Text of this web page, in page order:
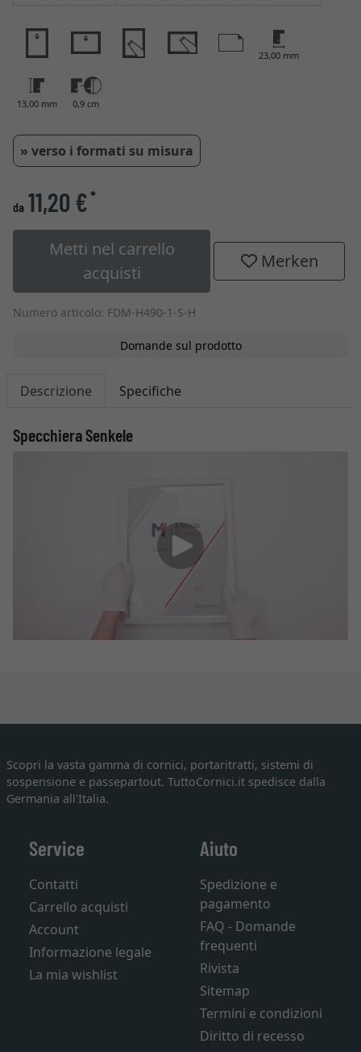
23,00 mm
13,00 mm 0,9 cm
» verso i formati su misura
da 11,20 €*
Metti nel carrello
acquisti
Merken
Numero articolo: FDM-H490-1-S-H
Domande sul prodotto
Descrizione Specifiche
Specchiera Senkele
Scopri la vasta gamma di cornici, portaritratti, sistemi di
sospensione e passepartout. TuttoCornici.it spedisce dalla
Germania all'Italia.
Service
Contatti
Carrello acquisti
Account
Informazione legale
La mia wishlist
Aiuto
Spedizione e
pagamento
FAQ - Domande
frequenti
Rivista
Sitemap
Termini e condizioni
Diritto di recesso